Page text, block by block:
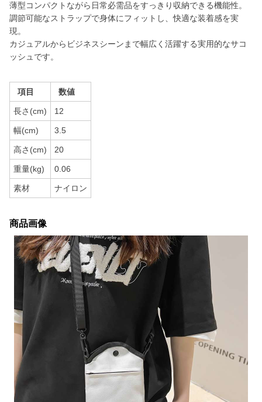
薄型コンパクトながら日常必需品をすっきり収納できる機能性。
調節可能なストラップで身体にフィットし、快適な装着感を実
現。
カジュアルからビジネスシーンまで幅広く活躍する実用的なサコ
ッシュです。
項目 数値
長さ(cm) 12
幅(cm) 3.5
高さ(cm) 20
重量(kg) 0.06
素材 ナイロン
商品画像